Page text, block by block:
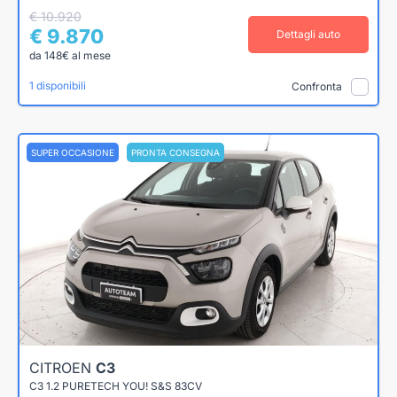
€ 10.920
€ 9.870
da 148€ al mese
Dettagli auto
1 disponibili Confronta
SUPER OCCASIONE PRONTA CONSEGNA
CITROEN C3
C3 1.2 PURETECH YOU! S&S 83CV